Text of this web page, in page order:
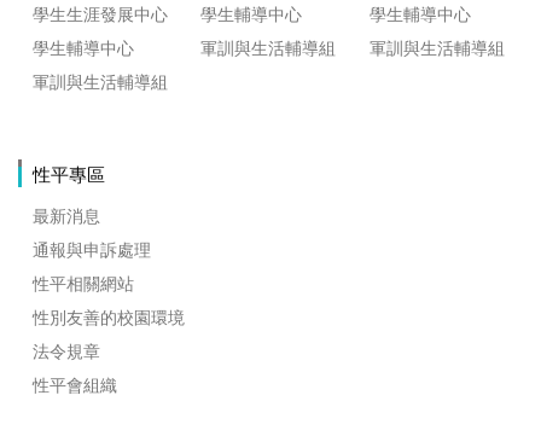
學生生涯發展中心
學生輔導中心
軍訓與生活輔導組
學生輔導中心
軍訓與生活輔導組
學生輔導中心
軍訓與生活輔導組
性平專區
最新消息
通報與申訴處理
性平相關網站
性別友善的校園環境
法令規章
性平會組織